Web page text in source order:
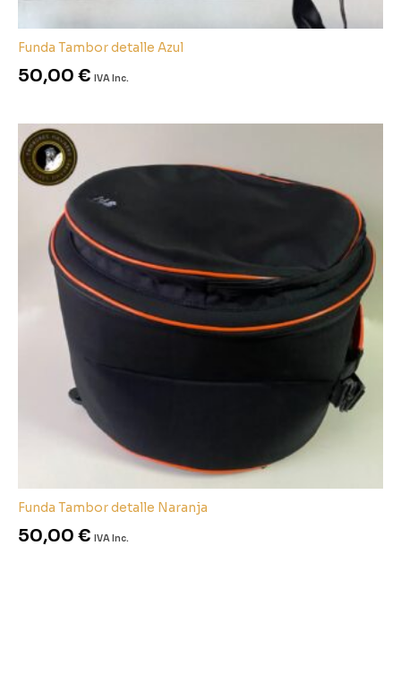
Funda Tambor detalle Azul
50,00 € IVA Inc.
Funda Tambor detalle Naranja
50,00 € IVA Inc.